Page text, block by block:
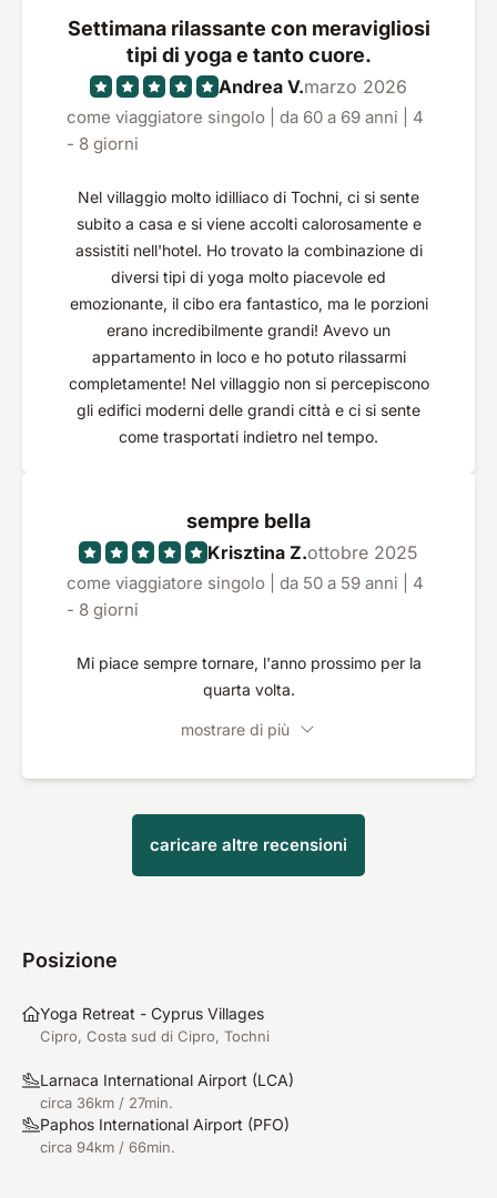
Settimana rilassante con meravigliosi
tipi di yoga e tanto cuore.
Andrea V.marzo 2026
come viaggiatore singolo | da 60 a 69 anni | 4
- 8 giorni
Nel villaggio molto idilliaco di Tochni, ci si sente
subito a casa e si viene accolti calorosamente e
assistiti nell'hotel. Ho trovato la combinazione di
diversi tipi di yoga molto piacevole ed
emozionante, il cibo era fantastico, ma le porzioni
erano incredibilmente grandi! Avevo un
appartamento in loco e ho potuto rilassarmi
completamente! Nel villaggio non si percepiscono
gli edifici moderni delle grandi città e ci si sente
come trasportati indietro nel tempo.
sempre bella
Krisztina Z.ottobre 2025
come viaggiatore singolo | da 50 a 59 anni | 4
- 8 giorni
Mi piace sempre tornare, l'anno prossimo per la
quarta volta.
mostrare di più
caricare altre recensioni
Posizione
Yoga Retreat - Cyprus Villages
Cipro, Costa sud di Cipro, Tochni
Larnaca International Airport (LCA)
circa 36km / 27min.
Paphos International Airport (PFO)
circa 94km / 66min.